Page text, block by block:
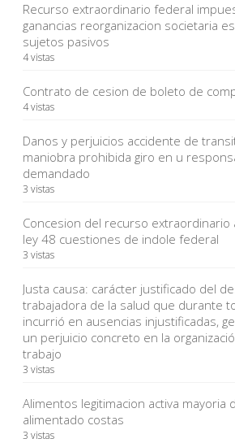
Recurso extraordinario federal
ganancias reorganizacion societaria
sujetos pasivos
4 vistas
Contrato de cesion de boleto de
4 vistas
Danos y perjuicios accidente de
maniobra prohibida giro en u
demandado
3 vistas
Concesion del recurso extraordinario
ley 48 cuestiones de indole federal
3 vistas
Justa causa: carácter justificado del
trabajadora de la salud que durante
incurrió en ausencias injustificadas,
un perjuicio concreto en la
trabajo
3 vistas
Alimentos legitimacion activa mayoria
alimentado costas
3 vistas